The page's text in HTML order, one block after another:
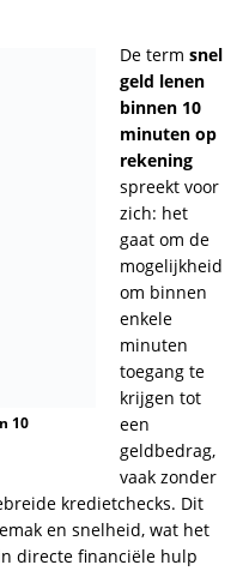
zich vooral op gemak en
Flitskrediet?
is een vorm van
ontworpen voor kleine
proces is simpel: je vraagt
en ontvangt
zelfs binnen 10
van enkele honderden
Geld Lenen?
nu geld nodig”, kunnen
mini lening
auto.